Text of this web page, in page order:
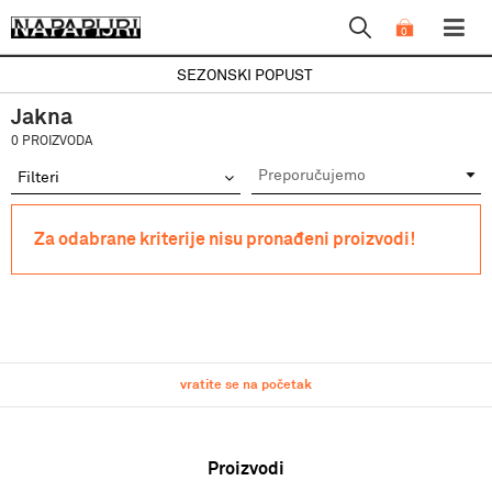
0
SEZONSKI POPUST
Filteri
Jakna
0 PROIZVODA
Za odabrane kriterije nisu pronađeni proizvodi!
vratite se na početak
Proizvodi